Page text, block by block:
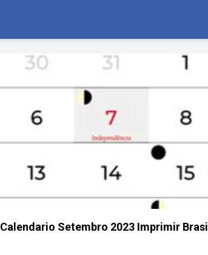
Calendario Setembro 2023 Imprimir Brasil